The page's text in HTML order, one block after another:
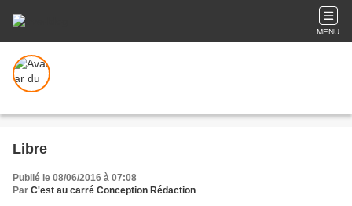
MENU
Libre
Publié le 08/06/2016 à 07:08
Par C'est au carré Conception Rédaction